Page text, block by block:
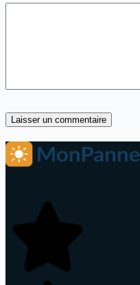
Laisser un commentaire